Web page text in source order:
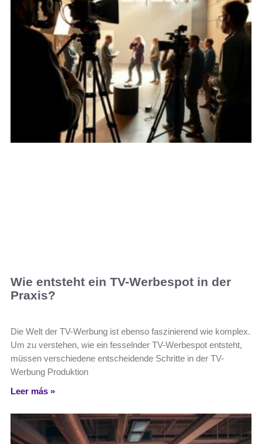
Wie entsteht ein TV-Werbespot in der
Praxis?
Die Welt der TV-Werbung ist ebenso faszinierend wie komplex.
Um zu verstehen, wie ein fesselnder TV-Werbespot entsteht,
müssen verschiedene entscheidende Schritte in der TV-
Werbung Produktion
Leer más »